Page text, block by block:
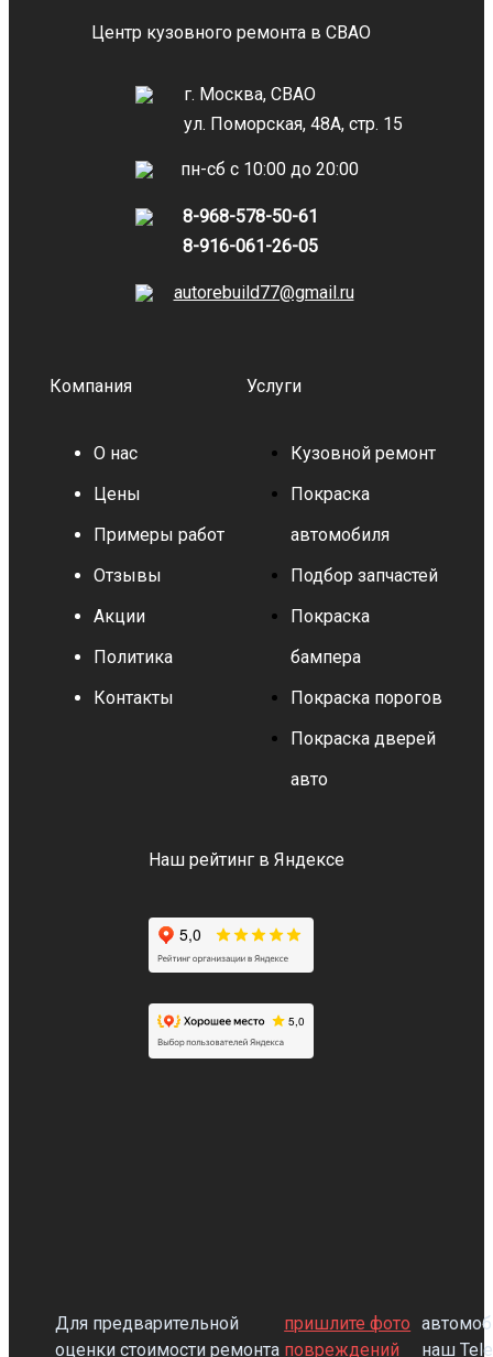
Центр кузовного ремонта в СВАО
г. Москва, СВАО
ул. Поморская, 48А, стр. 15
пн-сб с 10:00 до 20:00
8-968-578-50-61
8-916-061-26-05
autorebuild77@gmail.ru
Компания
О нас
Цены
Примеры работ
Отзывы
Акции
Политика
Контакты
Услуги
Кузовной ремонт
Покраска
автомобиля
Подбор запчастей
Покраска
бампера
Покраска порогов
Покраска дверей
авто
Для предварительной
оценки стоимости ремонта
пришлите фото
повреждений
наш
Наш рейтинг в Яндексе